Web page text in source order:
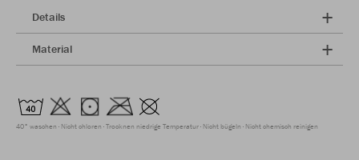
Details
Material
40° waschen Nicht chloren Trocknen niedrige Temperatur Nicht bügeln Nicht chemisch reinigen